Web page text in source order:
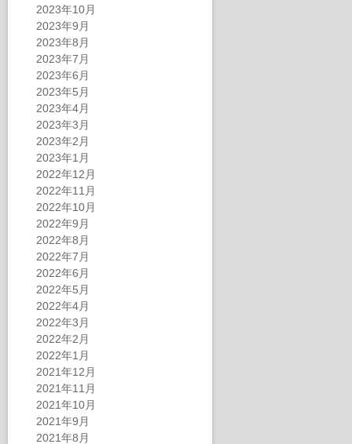
2023年10月
2023年9月
2023年8月
2023年7月
2023年6月
2023年5月
2023年4月
2023年3月
2023年2月
2023年1月
2022年12月
2022年11月
2022年10月
2022年9月
2022年8月
2022年7月
2022年6月
2022年5月
2022年4月
2022年3月
2022年2月
2022年1月
2021年12月
2021年11月
2021年10月
2021年9月
2021年8月